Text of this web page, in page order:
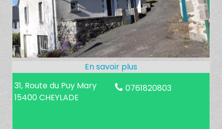
31, Route du Puy Mary
15400 CHEYLADE
0761820803